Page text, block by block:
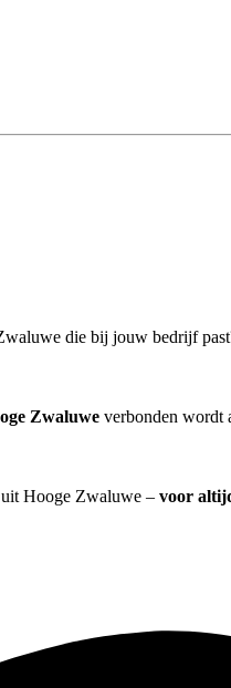
die bij jouw bedrijf
Zwaluwe verbonden wordt
Hooge Zwaluwe – voor